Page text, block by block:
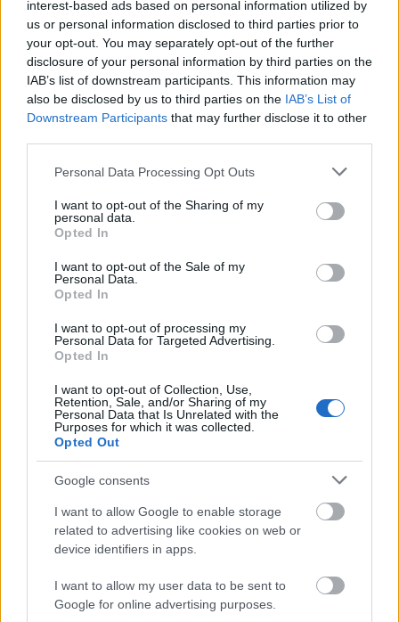
interest-based ads based on personal information utilized by
us or personal information disclosed to third parties prior to
your opt-out. You may separately opt-out of the further
disclosure of your personal information by third parties on the
IAB’s list of downstream participants. This information may
also be disclosed by us to third parties on the IAB’s List of
Downstream Participants that may further disclose it to other
Please note that this website/app uses one or more Google
not limited to your visit or usage behaviour. You may click to
grant or deny consent to Google and its third-party tags to
use your data for below specified purposes in below Google
consent section.
Personal Data Processing Opt Outs
I want to opt-out of the Sharing of my
personal data.
Opted In
I want to opt-out of the Sale of my
Personal Data.
Opted In
I want to opt-out of processing my
Personal Data for Targeted Advertising.
Opted In
I want to opt-out of Collection, Use,
Retention, Sale, and/or Sharing of my
Personal Data that Is Unrelated with the
Purposes for which it was collected.
Opted Out
Google consents
I want to allow Google to enable storage
related to advertising like cookies on web or
device identifiers in apps.
I want to allow my user data to be sent to
Google for online advertising purposes.
felhasználói profiljait, összesen 51,2 millió követőt
számolhatunk.
Ferenc pápaInstagram
hozták létre és ma már7,1 millió követőt
magáénak. 2018 decemberében egy, a
Twiplomacy
oldalán megjelent cikk szerintFerenc pápa a 4.
helyen áll a világon a legtöbbek által követett
vezetők között.